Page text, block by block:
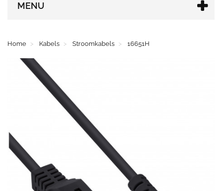
MENU
Home Kabels Stroomkabels 16651H